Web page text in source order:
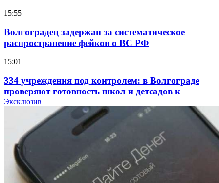
15:55
Волгоградец задержан за систематическое
распространение фейков о ВС РФ
15:01
334 учреждения под контролем: в Волгограде
проверяют готовность школ и детсадов к
учебному году
Покушение на убийство в Волгограде: девушка
напала на незнакомую женщину с ножом
12:39
Эксклюзив